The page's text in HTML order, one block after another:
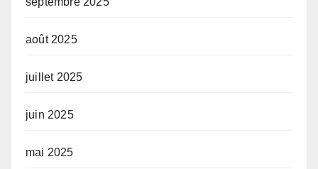
août 2025
juillet 2025
juin 2025
mai 2025